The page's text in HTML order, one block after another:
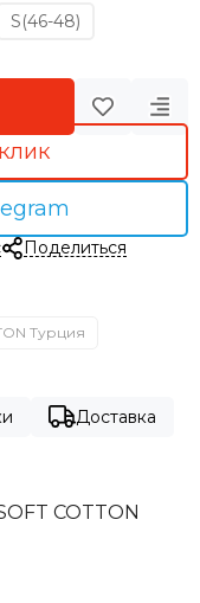
S(46-48)
Поделиться
Турция
Доставка
COTTON